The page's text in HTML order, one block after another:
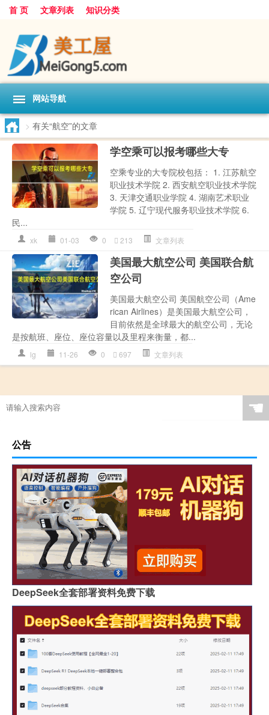
首 页 文章列表 知识分类
网站导航
> 有关“航空”的文章
学空乘可以报考哪些大专
空乘专业的大专院校包括： 1. 江苏航空
职业技术学院 2. 西安航空职业技术学院
3. 天津交通职业学院 4. 湖南艺术职业
学院 5. 辽宁现代服务职业技术学院 6.
民...
xk 01-03 0 213 文章列表
美国最大航空公司 美国联合航
空公司
美国最大航空公司 美国航空公司（Ame
rican Airlines）是美国最大航空公司，
目前依然是全球最大的航空公司，无论
是按航班、座位、座位容量以及里程来衡量，都...
lg 11-26 0 697 文章列表
☚
公告
DeepSeek全套部署资料免费下载